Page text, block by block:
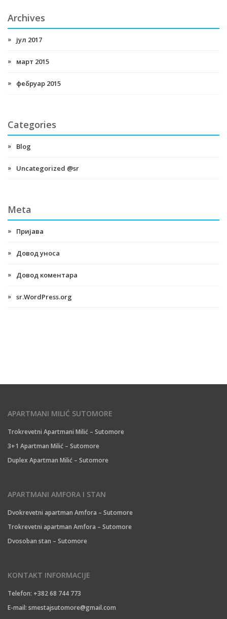
Archives
јул 2017
март 2015
фебруар 2015
Categories
Blog
Uncategorized @sr
Meta
Пријава
Довод уноса
Довод коментара
sr.WordPress.org
APARTMANI MILIĆ SUTOMORE
Trokrevetni Apartmani Milić – Sutomore
3+1 Apartman Milić – Sutomore
Duplex Apartman Milić – Sutomore
APARTMANI AMFORA I STAN
Dvokrevetni apartman Amfora – Sutomore
Trokrevetni apartman Amfora – Sutomore
Dvosoban stan – Sutomore
KONTAKT INFORMACIJE
Telefon: +382 68 744 773
E-mail: smestajsutomore@gmail.com